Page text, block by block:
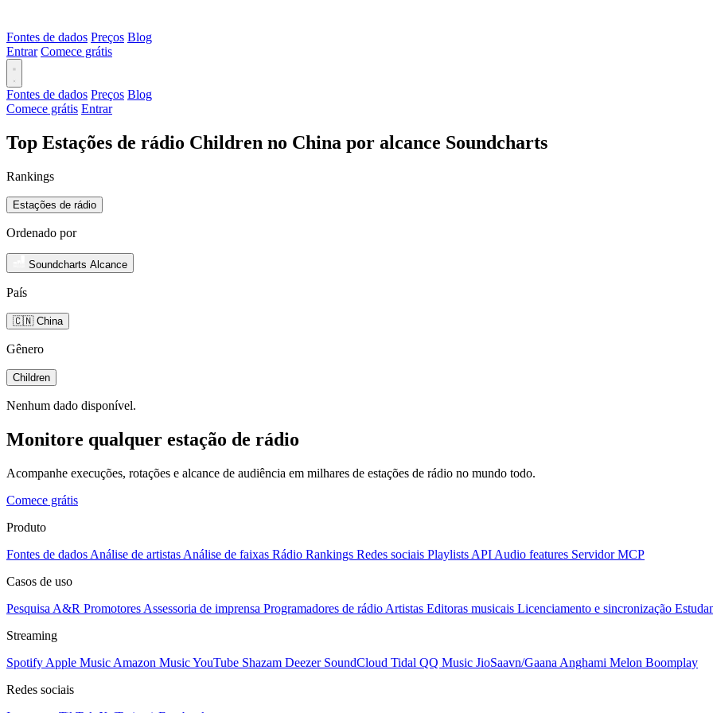
Fontes de dados Preços Blog
Entrar Comece grátis
Fontes de dados Preços Blog
Comece grátis Entrar
Top Estações de rádio Children no China por alcance Soundcharts
Rankings
Estações de rádio
Ordenado por
Soundcharts Alcance
País
🇨🇳 China
Gênero
Children
Nenhum dado disponível.
Monitore qualquer estação de rádio
Acompanhe execuções, rotações e alcance de audiência em milhares de estações de rádio no mundo todo.
Comece grátis
Produto
Fontes de dados Análise de artistas Análise de faixas Rádio Rankings Redes sociais Playlists API Audio features Servidor MCP
Casos de uso
Pesquisa A&R Promotores Assessoria de imprensa Programadores de rádio Artistas Editoras musicais Licenciamento e sincronização
Streaming
Spotify Apple Music Amazon MusicYouTube Shazam Deezer SoundCloud Tidal QQ Music JioSaavn/Gaana Anghami Melon Boomplay
Redes sociais